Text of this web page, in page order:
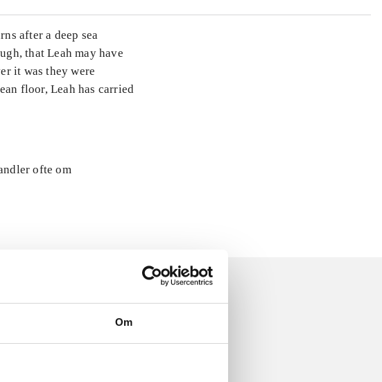
Om
after a deep sea
that Leah may have
it was they were
floor, Leah has carried
ofte om